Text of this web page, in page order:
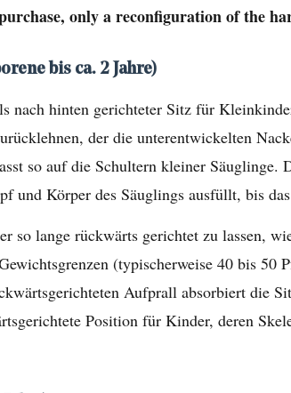
only a reconfiguration of the
bis ca. 2 Jahre)
nach hinten gerichteter Sitz für
der die unterentwickelten
so auf die Schultern kleiner Säuglinge.
und Körper des Säuglings ausfüllt, bis
lange rückwärts gerichtet zu lassen,
(typischerweise 40 bis 50
Aufprall absorbiert die
Position für Kinder, deren